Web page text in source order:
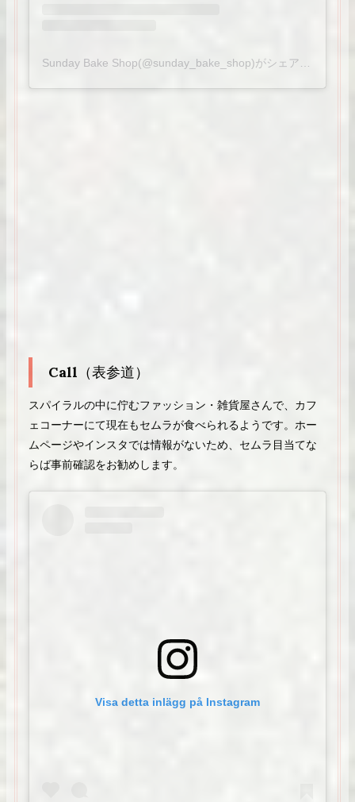
Call （表参道）
スパイラルの中に佇むファッション・雑貨屋さんで、カフ
ェコーナーにて現在もセムラが食べられるようです。ホー
ムページやインスタでは情報がないため、セムラ目当てな
らば事前確認をお勧めします。
Visa detta inlägg på Instagram